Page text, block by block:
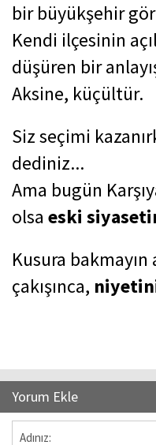
bir büyükşehir
Kendi ilçesinin
düşüren bir
Aksine, küçültür.
Siz seçimi
dediniz...
Ama bugün
olsa eski
Kusura bakmayın
çakışınca,
Yorum Ekle